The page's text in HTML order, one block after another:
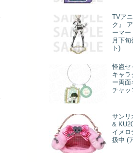
TVア
ク』
ーマー
月下
ト)
怪盗セ
キャラ
ー両面
チャッ
サンリ
&
イメロ
扱中 (